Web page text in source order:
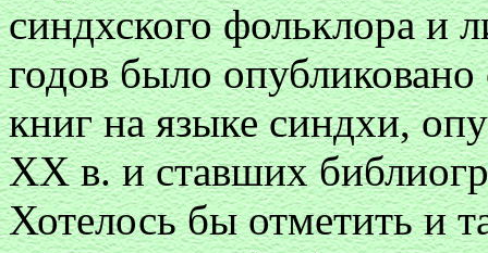
синдхского фольклора и
годов было
книг на языке синдхи,
XX в. и ставших
Хотелось бы отметить и